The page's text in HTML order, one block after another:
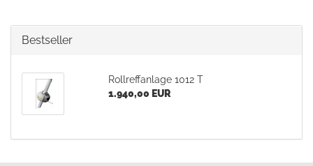
Bestseller
Rollreffanlage 1012 T
1.940,00 EUR